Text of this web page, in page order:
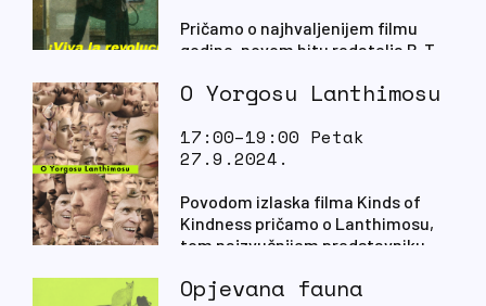
Pričamo o najhvaljenijem filmu
godine, novom hitu redatelja P. T.
O Yorgosu Lanthimosu
17:00–19:00 Petak
27.9.2024.
Povodom izlaska filma Kinds of
Kindness pričamo o Lanthimosu,
tom najzvučnijem predstavniku
Opjevana fauna